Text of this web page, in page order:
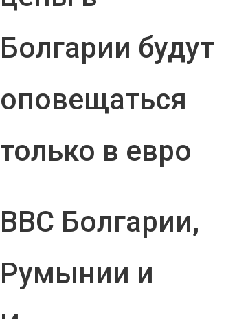
Болгарии будут
оповещаться
только в евро
ВВС Болгарии,
Румынии и